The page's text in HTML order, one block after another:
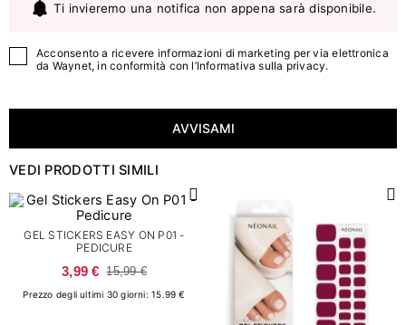
Ti invieremo una notifica non appena sarà disponibile.
Acconsento a ricevere informazioni di marketing per via elettronica
da Waynet, in conformità con l’Informativa sulla privacy.
AVVISAMI
VEDI PRODOTTI SIMILI
GEL STICKERS EASY ON P01 -
PEDICURE
3,99 € 15,99 €
Prezzo degli ultimi 30 giorni: 15.99 €